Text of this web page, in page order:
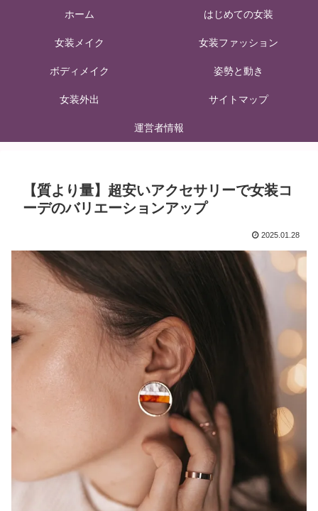
ホーム はじめての女装
女装メイク 女装ファッション
ボディメイク 姿勢と動き
女装外出 サイトマップ
運営者情報
【質より量】超安いアクセサリーで女装コ
ーデのバリエーションアップ
2025.01.28